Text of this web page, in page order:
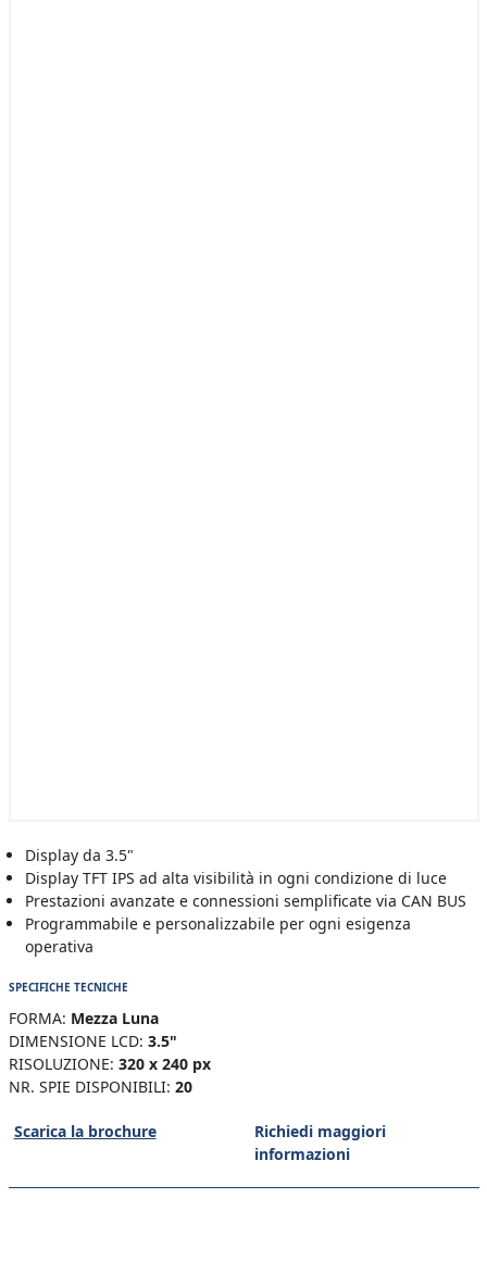
Display da 3.5"
Display TFT IPS ad alta visibilità in ogni condizione di luce
Prestazioni avanzate e connessioni semplificate via CAN BUS
Programmabile e personalizzabile per ogni esigenza
operativa
SPECIFICHE TECNICHE
FORMA: Mezza Luna
DIMENSIONE LCD: 3.5"
RISOLUZIONE: 320 x 240 px
NR. SPIE DISPONIBILI: 20
Scarica la brochure
Richiedi maggiori
informazioni